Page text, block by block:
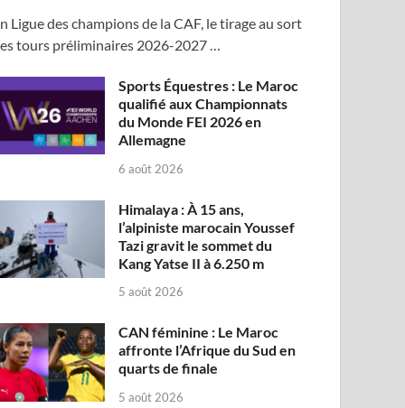
Ligue des champions de la CAF, le tirage au sort
tours préliminaires 2026-2027 …
Sports Équestres : Le Maroc
qualifié aux Championnats
du Monde FEI 2026 en
Allemagne
6 août 2026
Himalaya : À 15 ans,
l’alpiniste marocain Youssef
Tazi gravit le sommet du
Kang Yatse II à 6.250 m
5 août 2026
CAN féminine : Le Maroc
affronte l’Afrique du Sud en
quarts de finale
5 août 2026